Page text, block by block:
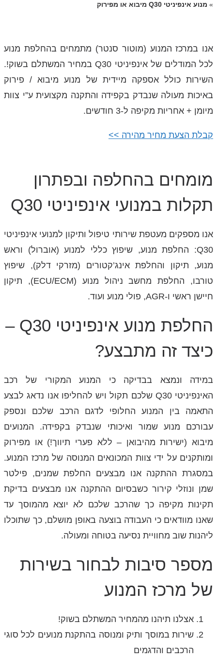
» מנוע אינפיניטי Q30 מיבוא או מפירוק
אנו במרכז המנוע (מוטור סנטר) מתמחים בהחלפת מנוע
לכל המודלים של אינפיניטי Q30 במחיר המשתלם בשוק!.
השירות כולל אספקה מיידית של מנוע מיבוא / פירוק
באיכות מעולה שנבדק בקפידה והתקנה מקצועית ע”י צוות
מיומן + אחריות מקיפה ל-3 חודשים.
קבלת הצעת מחיר מהירה >>
מומחים בהחלפה ובפתרון
תקלות במנועי אינפיניטי Q30
אנו מספקים מעטפת שירותי טיפול ותיקון למנועי אינפיניטי
Q30: החלפת מנוע, שיפוץ כללי למנוע (אוברול) וראש
מנוע, תיקון והחלפת אינג’קטורים (מזרקי דלק), שיפוץ
טורבו, החלפת מחשב ניהול מנוע (ECU/ECM), תיקון
חיישן ראשי ו-AGR, פולי מנוע ועוד.
החלפת מנוע אינפיניטי Q30 –
כיצד זה מתבצע?
במידה ונמצא בבדיקה כי המנוע המקורי של רכב
האינפיניטי Q30 שלכם תקול ויש להחליפו אנו נדאג לבצע
התאמה בין המנוע החלופי לדגם הרכב שלכם ונספק
עבורכם מנוע שמור ואיכותי שנבדק בקפידה. המנועים
מיבוא (ישירות מהיבואן – ללא פערי תיווך!) או מפירוק
ומותקנים על ידי צוות המכונאים המנוסה של מרכז המנוע.
במסגרת ההתקנה אנו מבצעים החלפת שמנים, פילטר
שמן ונוזלי קירור כשבסיום ההתקנה אנו מבצעים בדיקת
תקינות מקיפה כך שהרכב שלכם לא יוצא מהמוסך עד
שאנו מוודאים כי העבודה בוצעה באופן מושלם, כך שתוכלו
ליהנות שוב מחוויית נסיעה בטוחה ומעולה.
מספר סיבות לבחור בשירות
של מרכז המנוע
אצלנו תיהנו מהמחיר המשתלם בשוק!
שירות במוסך ותיק ומנוסה בהתקנת מנועים לכל סוגי
הרכבים והדגמים